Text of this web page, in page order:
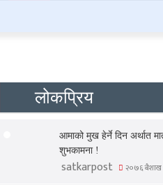
लोकप्रिय
आमाको मुख हेर्ने दिन अर्थात
शुभकामना !
satkarpost २०७६ बैशाख